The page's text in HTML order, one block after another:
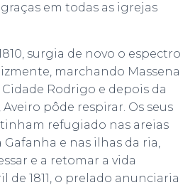
em todas as igrejas
surgia de novo o espectro
marchando Massena
Rodrigo e depois da
pôde respirar. Os seus
refugiado nas areias
Gafanha e nas ilhas da ria,
e a retomar a vida
de 1811, o prelado anunciaria